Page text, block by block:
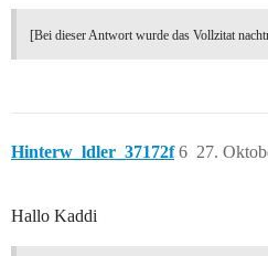
[Bei dieser Antwort wurde das Vollzitat
Hinterw_ldler_37172f 27.
6
Hallo Kaddi